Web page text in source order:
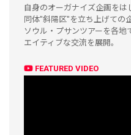
自身のオーガナイズ企画を
同体"斜陽区"を立ち上げての
ソウル・プサンツアーを各地
エイティブな交流を展開。
FEATURED VIDEO